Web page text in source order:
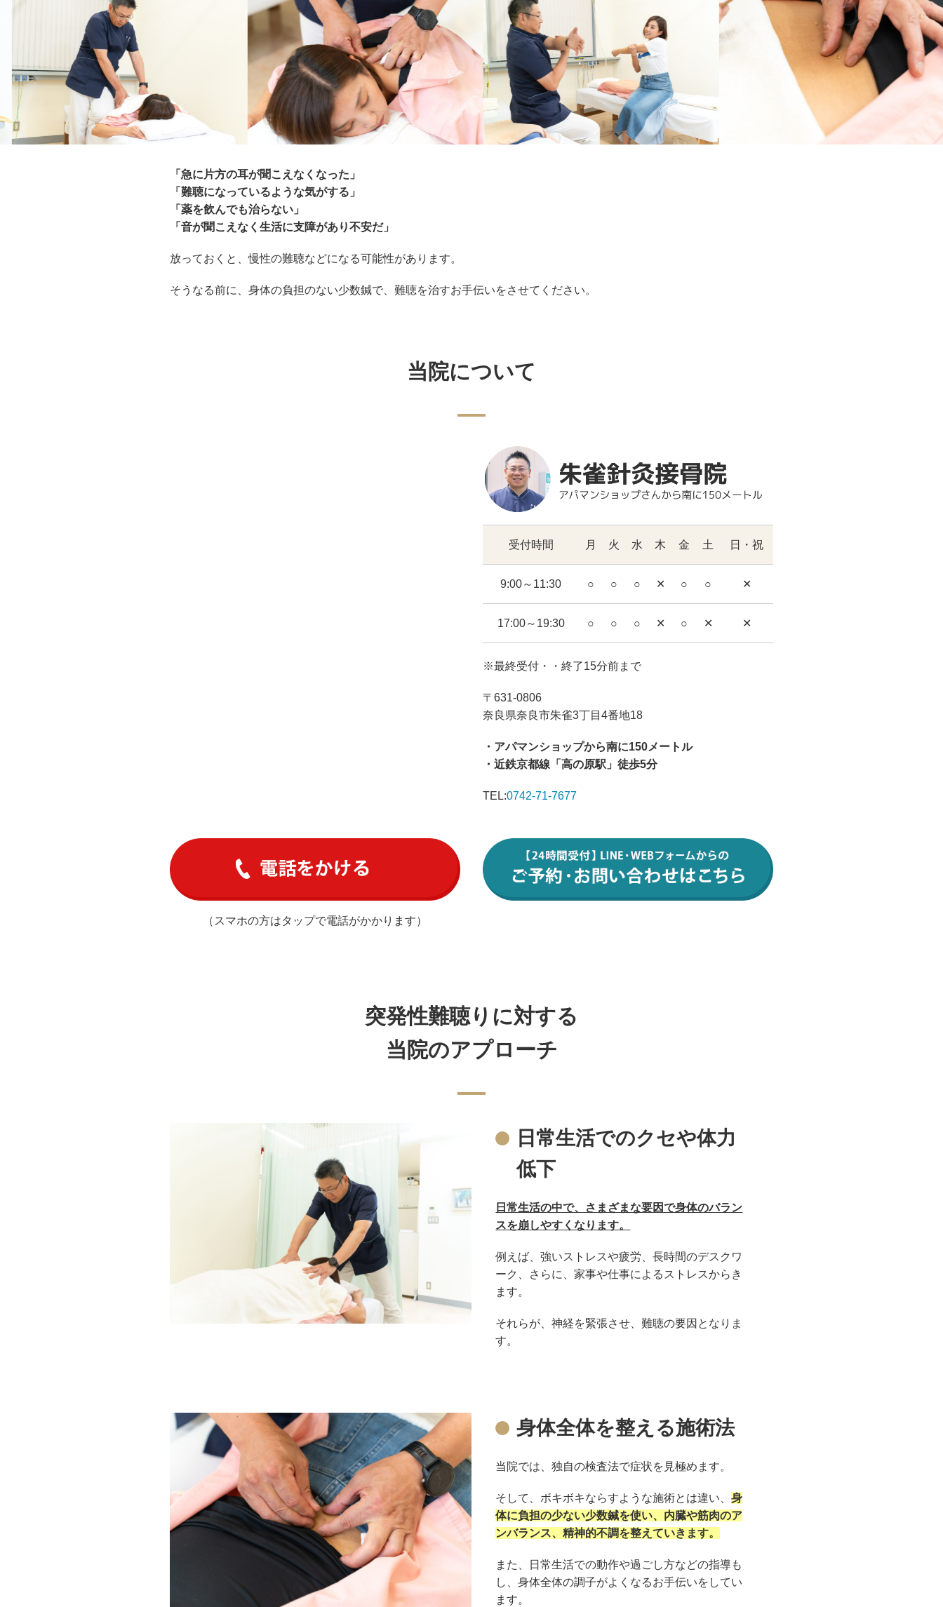
「急に片方の耳が聞こえなくなった」
「難聴になっているような気がする」
「薬を飲んでも治らない」
「音が聞こえなく生活に支障があり不安だ」
放っておくと、慢性の難聴などになる可能性があります。
そうなる前に、身体の負担のない少数鍼で、難聴を治すお手伝いをさせてください。
当院について
受付時間 月 火 水 木 金 土 日・祝
9:00～11:30 ○ ○ ○ ✕ ○ ○ ✕
17:00～19:30 ○ ○ ○ ✕ ○ ✕ ✕
※最終受付・・終了15分前まで
〒631-0806
奈良県奈良市朱雀3丁目4番地18
・アパマンショップから南に150メートル
・近鉄京都線「高の原駅」徒歩5分
TEL:0742-71-7677
（スマホの方はタップで電話がかかります）
突発性難聴りに対する
当院のアプローチ
日常生活でのクセや体力
低下
日常生活の中で、さまざまな要因で身体のバラン
スを崩しやすくなります。
例えば、強いストレスや疲労、長時間のデスクワ
ーク、さらに、家事や仕事によるストレスからき
ます。
それらが、神経を緊張させ、難聴の要因となりま
す。
身体全体を整える施術法
当院では、独自の検査法で症状を見極めます。
そして、ボキボキならすような施術とは違い、身
体に負担の少ない少数鍼を使い、内臓や筋肉のア
ンバランス、精神的不調を整えていきます。
また、日常生活での動作や過ごし方などの指導も
し、身体全体の調子がよくなるお手伝いをしてい
ます。